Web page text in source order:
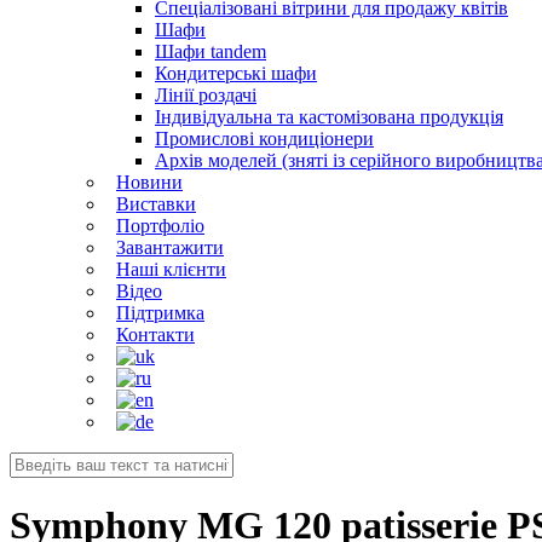
Спеціалізовані вітрини для продажу квітів
Шафи
Шафи tandem
Кондитерські шафи
Лінії роздачі
Індивідуальна та кастомізована продукція
Промислові кондиціонери
Архів моделей (зняті із серійного
Новини
Виставки
Портфоліо
Завантажити
Наші клієнти
Відео
Підтримка
Контакти
Symphony MG 120 patisserie